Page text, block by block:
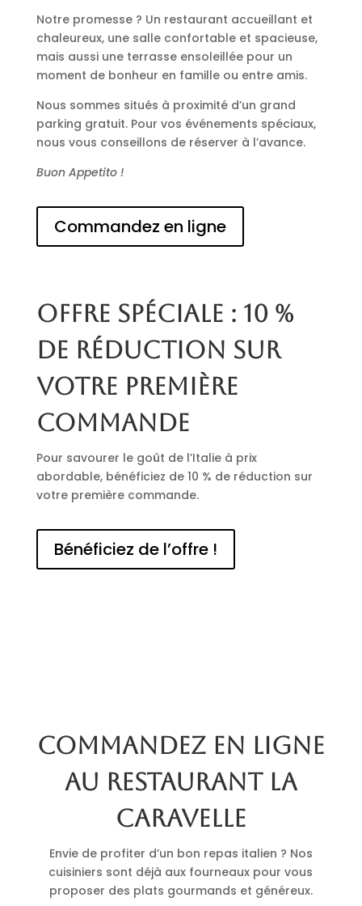
Notre promesse ? Un restaurant accueillant et
chaleureux, une salle confortable et spacieuse,
mais aussi une terrasse ensoleillée pour un
moment de bonheur en famille ou entre amis.
Nous sommes situés à proximité d’un grand
parking gratuit. Pour vos événements spéciaux,
nous vous conseillons de réserver à l’avance.
Buon Appetito !
Commandez en ligne
Offre spéciale : 10 %
de réduction sur
votre première
commande
Pour savourer le goût de l’Italie à prix
abordable, bénéficiez de 10 % de réduction sur
votre première commande.
Bénéficiez de l’offre !
Commandez en ligne
au restaurant La
Caravelle
Envie de profiter d’un bon repas italien ? Nos
cuisiniers sont déjà aux fourneaux pour vous
proposer des plats gourmands et généreux.